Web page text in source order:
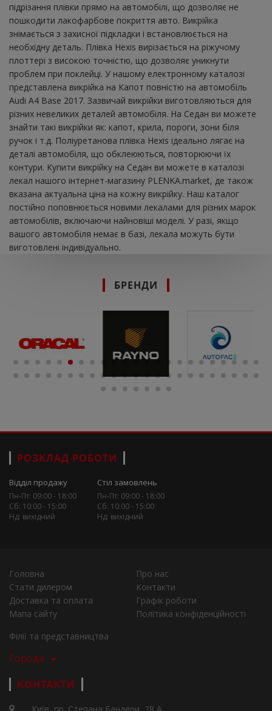
підрізання плівки прямо на автомобілі, що дозволяє не
пошкодити лакофарбове покриття авто. Викрійка
знімається з захисної підкладки і встановлюється на
необхідну деталь. Плівка Hexis вирізається на ріжучому
плоттері з високою точністю, що дозволяє уникнути
проблем при поклейці. У нашому електронному каталозі
представлена ​​викрійка на Капот повністю на автомобіль
Audi A4 Base 2017. Зазвичай викрійки виготовляються для
різних невеликих деталей автомобіля. На Седан ви можете
знайти такі викрійки як: капот, крила, пороги, зони біля
ручок і т.д. Поліуретанова плівка Hexis ідеально лягає на
деталі автомобіля, що обклеюються, повторюючи їх
контури. Купити викрійку на Седан ви можете в каталозі
лекал нашого інтернет-магазину PLENKA.market, де також
вказана актуальна ціна на кожну викрійку. Наш каталог
постійно поповнюється новими лекалами для різних марок
автомобілів, включаючи найновіші моделі. У разі, якщо
вашого автомобіля немає в базі, лекала можуть бути
виготовлені індивідуально.
БРЕНДИ
РОЗКЛАД РОБОТИ
Відділ продажу
Пн-Пт: 09:00 - 18:00
Сб: 10:00 - 15:00
Нд: вихідний
Стіл замовлень
Пн-Пт: 09:00 - 18:00
Сб: 10:00 - 15:00
Нд: вихідний
Головна
Про нас
Стати дилером
Контакти
Доставка та оплата
Графік роботи
Мапа сайту
Політика конфіденційності
Філії та представництва
Города
КОНТАКТИ